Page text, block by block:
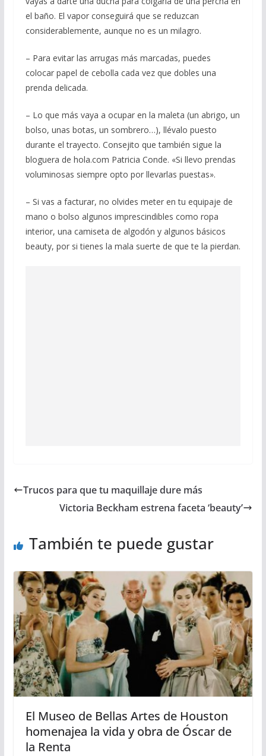
el baño. El vapor conseguirá que se reduzcan
considerablemente, aunque no es un milagro.
– Para evitar las arrugas más marcadas, puedes
colocar papel de cebolla cada vez que dobles una
prenda delicada.
– Lo que más vaya a ocupar en la maleta (un abrigo, un
bolso, unas botas, un sombrero…), llévalo puesto
durante el trayecto. Consejito que también sigue la
bloguera de hola.com Patricia Conde. «Si llevo prendas
voluminosas siempre opto por llevarlas puestas».
– Si vas a facturar, no olvides meter en tu equipaje de
mano o bolso algunos imprescindibles como ropa
interior, una camiseta de algodón y algunos básicos
beauty, por si tienes la mala suerte de que te la pierdan.
Trucos para que tu maquillaje dure más
Victoria Beckham estrena faceta ‘beauty’
También te puede gustar
El Museo de Bellas Artes de Houston
homenajea la vida y obra de Óscar de
la Renta